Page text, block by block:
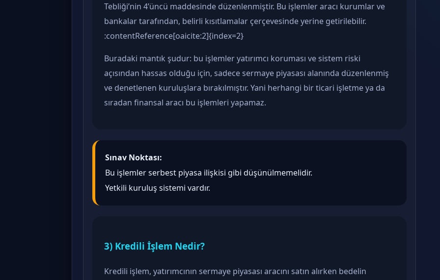
Tebliği’nin 4’üncü maddesinde düzenlenmiştir. Bu işlemler aracı kurumlar ve
bankalar tarafından, belirli kısıtlamalar çerçevesinde yerine getirilebilir.
:contentReference[oaicite:2]{index=2}
Buradaki mantık şudur: bu işlemler yatırımcı koruması ve sistem riski
açısından hassas olduğu için, sadece sermaye piyasası alanında düzenlenmiş
ve denetlenen kuruluşlara bırakılmıştır. Yani herhangi bir ticari işletme ya da
sıradan finansal aracı bu işlemleri yapamaz.
Sınav Noktası:
Bu işlemler serbest piyasa ilişkisi gibi düşünülmemelidir.
Yetkili kuruluş sistemi vardır.
3) Kredili İşlem Nedir?
Kredili işlem, yatırımcının sermaye piyasası aracını satın alırken bedelin